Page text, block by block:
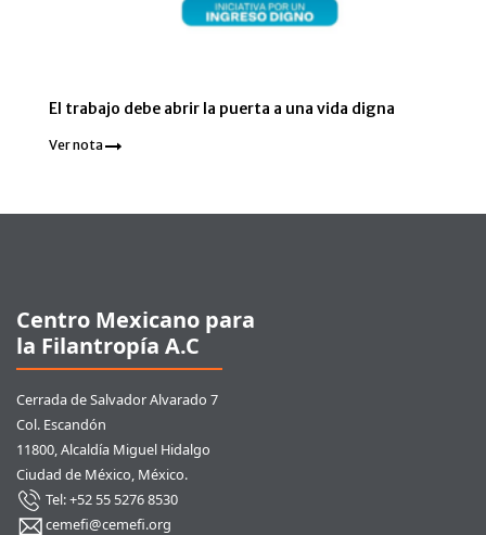
El trabajo debe abrir la puerta a una vida digna
Ver nota
Centro Mexicano para
la Filantropía A.C
Cerrada de Salvador Alvarado 7
Col. Escandón
11800, Alcaldía Miguel Hidalgo
Ciudad de México, México.
Tel: +52 55 5276 8530
cemefi@cemefi.org